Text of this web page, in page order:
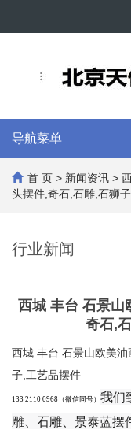
导航菜单
首 页 > 新闻资讯 >
头摆件,奇石,石雕,石狮
行业新闻
西城 丰台 石景山
奇石,
西城 丰台 石景山欧美
子,工艺品摆件
133 2110 0968（微信同号） 我们
雕、石雕、景泰蓝摆